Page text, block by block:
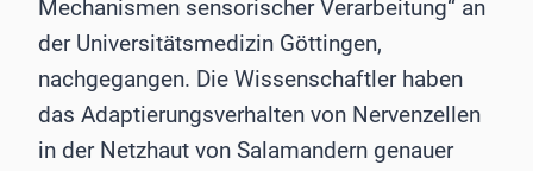
Mechanismen sensorischer Verarbeitung“ an
der Universitätsmedizin Göttingen,
nachgegangen. Die Wissenschaftler haben
das Adaptierungsverhalten von Nervenzellen
in der Netzhaut von Salamandern genauer